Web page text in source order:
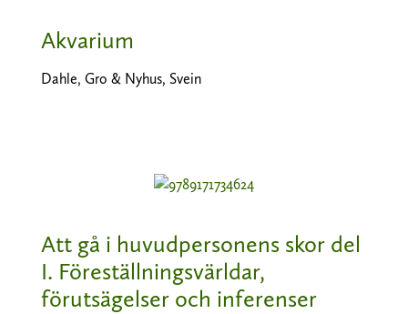
Akvarium
Dahle, Gro & Nyhus, Svein
Att gå i huvudpersonens skor del
I. Föreställningsvärldar,
förutsägelser och inferenser